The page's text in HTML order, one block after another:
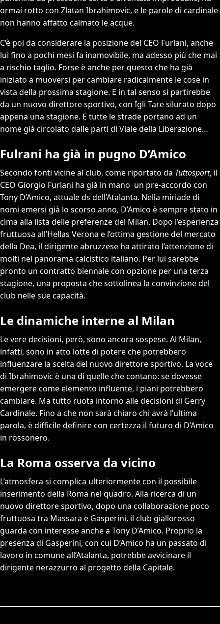
ormai rotto con Zlatan Ibrahimovic, e le parole di cardinale
non hanno affatto calmato le acque.
C’è poi da considerare la posizione del CEO Furlani, anche
lui fino a pochi mesi fa inamovibile, ma adesso più che mai
a rischio taglio. Forse è anche per questo che ha già
iniziato a muoversi per cambiare radicalmente le cose in
vista della prossima stagione. E in tal senso si partirebbe
da un nuovo direttore sportivo, con Igli Tare silurato dopo
appena una stagione. E tutte le strade portano ad un
nome già circolato dalle parti di Viale della Liberazione…
Fulrani ha già in pugno D’Amico
Secondo fonti vicine al club, come riportato da Tuttosport, il
CEO Giorgio Furlani ha già in mano un pre-accordo con
Tony D’Amico, attuale ds dell’Atalanta. Nella miriade di
nomi emersi già lo scorso anno, D’Amico è sempre stato in
cima alla lista delle preferenze del Milan. Dopo l’esperienza
fruttuosa all’Hellas Verona e l’ottima gestione del mercato
della Dea, il dirigente abruzzese ha attirato l’attenzione di
molti nel panorama calcistico italiano. Per lui sarebbe
pronto un contratto biennale con opzione per una terza
stagione, una proposta che sottolinea la convinzione del
club nelle sue capacità.
Le dinamiche interne al Milan
Le vere decisioni, però, sono ancora sospese. Al Milan,
infatti, sono in atto lotte di potere che potrebbero
influenzare la scelta del nuovo direttore sportivo. La voce
di Ibrahimovic è una di quelle che contano: se dovesse
emergere come elemento influente, i piani potrebbero
cambiare. Ma tutto ruota intorno alle decisioni di Gerry
Cardinale. Fino a che non sarà chiaro chi avrà l’ultima
parola, è difficile definire con certezza il futuro di D’Amico
in rossonero.
La Roma osserva da vicino
L’atmosfera si complica ulteriormente con il possibile
inserimento della Roma nel quadro. Alla ricerca di un
nuovo direttore sportivo, dopo una collaborazione poco
fruttuosa tra Massara e Gasperini, il club giallorosso
guarda con interesse anche a Tony D’Amico. Proprio la
presenza di Gasperini, con cui D’Amico ha un passato di
lavoro in comune all’Atalanta, potrebbe avvicinare il
dirigente nerazzurro al progetto della Capitale.